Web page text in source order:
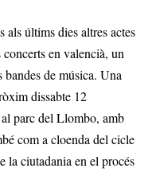
als últims dies altres actes
en valencià, un
de música. Una
dissabte 12
parc del Llombo, amb
com a cloenda del cicle
la ciutadania en el procés